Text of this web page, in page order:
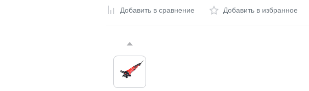
Добавить в сравнение Добавить в избранное